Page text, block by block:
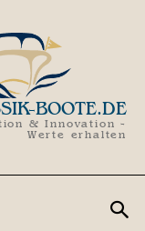
BOOTE.DE
& Innovation -
Werte erhalten